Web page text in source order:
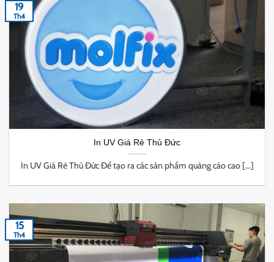
In UV Giá Rẻ Thủ Đức
In UV Giá Rẻ Thủ Đức Để tạo ra các sản phẩm quảng cáo cao [...]
19
Th4
15
Th4